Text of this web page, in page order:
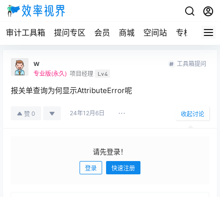
审计工具箱 提问专区 会员 商城 空间站 专栏
w
专业版(永久) 项目经理 Lv4
工具箱提问
报关单查询为何显示AttributeError呢
赞 0 24年12月6日 收起讨论
请先登录！
登录 快速注册